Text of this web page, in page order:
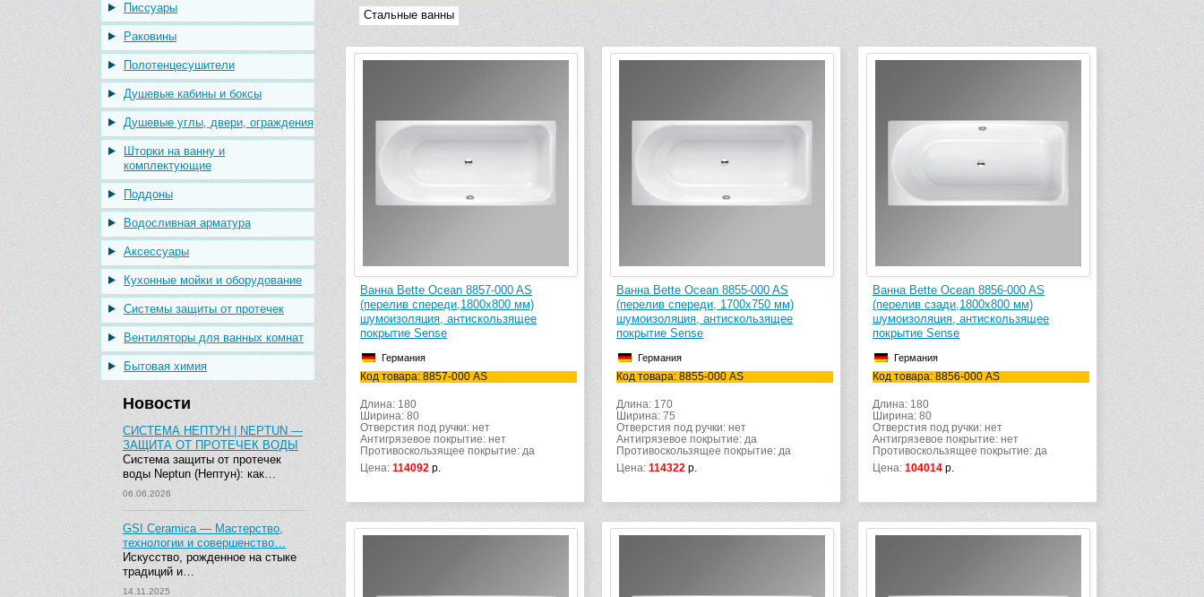
Писсуары
Раковины
Полотенцесушители
Душевые кабины и боксы
Душевые углы, двери, ограждения
Шторки на ванну и
комплектующие
Поддоны
Водосливная арматура
Аксессуары
Кухонные мойки и оборудование
Системы защиты от протечек
Вентиляторы для ванных комнат
Бытовая химия
Новости
СИСТЕМА НЕПТУН | NEPTUN —
ЗАЩИТА ОТ ПРОТЕЧЕК ВОДЫ
Система защиты от протечек
воды Neptun (Нептун): как…
06.06.2026
GSI Ceramica — Мастерство,
технологии и совершенство…
Искусство, рожденное на стыке
традиций и…
14.11.2025
Стальные ванны
Ванна Bette Ocean 8857-000 AS
(перелив спереди,1800х800 мм)
шумоизоляция, антискользящее
покрытие Sense
Германия
Код товара: 8857-000 AS
Длина: 180
Ширина: 80
Отверстия под ручки: нет
Антигрязевое покрытие: нет
Противоскользящее покрытие: да
Цена: 114092 р.
Ванна Bette Ocean 8855-000 AS
(перелив спереди, 1700х750 мм)
шумоизоляция, антискользящее
покрытие Sense
Германия
Код товара: 8855-000 AS
Длина: 170
Ширина: 75
Отверстия под ручки: нет
Антигрязевое покрытие: да
Противоскользящее покрытие: да
Цена: 114322 р.
Ванна Bette Ocean 8856-000 AS
(перелив сзади,1800х800 мм)
шумоизоляция, антискользящее
покрытие Sense
Германия
Код товара: 8856-000 AS
Длина: 180
Ширина: 80
Отверстия под ручки: нет
Антигрязевое покрытие: нет
Противоскользящее покрытие: да
Цена: 104014 р.